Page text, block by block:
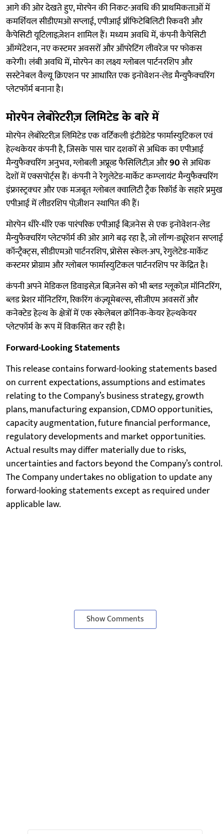
आगे की ओर देखते हुए, मोरपेन की निकट-अवधि की प्राथमिकताओं में
कमर्शियल सीडीएमओ सप्लाई, एपीआई प्रॉफिटेबिलिटी रिकवरी और
कैपेसिटी यूटिलाइज़ेशन शामिल हैं। मध्यम अवधि में, कंपनी कैपेसिटी
ऑग्मेंटेशन, नए कस्टमर अवसरों और ऑपरेटिंग लीवरेज पर फोकस
करेगी। लंबी अवधि में, मोरपेन का लक्ष्य ग्लोबल पार्टनरशिप और
सस्टेनेबल वैल्यू क्रिएशन पर आधारित एक इनोवेशन-लेड मैन्युफैक्चरिंग
प्लेटफॉर्म बनाना है।
मोरपेन लेबोरेटरीज़ लिमिटेड के बारे में
मोरपेन लेबोरेटरीज़ लिमिटेड एक वर्टिकली इंटीग्रेटेड फार्मास्युटिकल एवं
हेल्थकेयर कंपनी है, जिसके पास चार दशकों से अधिक का एपीआई
मैन्युफैक्चरिंग अनुभव, ग्लोबली अप्रूव्ड फैसिलिटीज़ और90से अधिक
देशों में एक्सपोर्ट्स हैं। कंपनी ने रेगुलेटेड-मार्केट कम्प्लायंट मैन्युफैक्चरिंग
इंफ्रास्ट्रक्चर और एक मजबूत ग्लोबल क्वालिटी ट्रैक रिकॉर्ड के सहारे प्रमुख
एपीआई में लीडरशिप पोज़ीशन स्थापित की हैं।
मोरपेन धीरे-धीरे एक पारंपरिक एपीआई बिज़नेस से एक इनोवेशन-लेड
मैन्युफैक्चरिंग प्लेटफॉर्म की ओर आगे बढ़ रहा है, जो लॉन्ग-ड्यूरेशन सप्लाई
कॉन्ट्रैक्ट्स, सीडीएमओ पार्टनरशिप, प्रोसेस स्केल-अप, रेगुलेटेड-मार्केट
कस्टमर प्रोग्राम और ग्लोबल फार्मास्युटिकल पार्टनरशिप पर केंद्रित है।
कंपनी अपने मेडिकल डिवाइसेज़ बिज़नेस को भी ब्लड ग्लूकोज़ मॉनिटरिंग,
ब्लड प्रेशर मॉनिटरिंग, रिकरिंग कंज़्यूमेबल्स, सीजीएम अवसरों और
कनेक्टेड हेल्थ के क्षेत्रों में एक स्केलेबल क्रॉनिक-केयर हेल्थकेयर
प्लेटफॉर्म के रूप में विकसित कर रही है।
Forward-Looking Statements
This release contains forward-looking statements based
on current expectations, assumptions and estimates
relating to the Company’s business strategy, growth
plans, manufacturing expansion, CDMO opportunities,
capacity augmentation, future financial performance,
regulatory developments and market opportunities.
Actual results may differ materially due to risks,
uncertainties and factors beyond the Company’s control.
The Company undertakes no obligation to update any
forward-looking statements except as required under
applicable law.
Show Comments